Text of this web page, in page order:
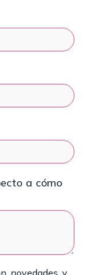
a cómo
novedades y